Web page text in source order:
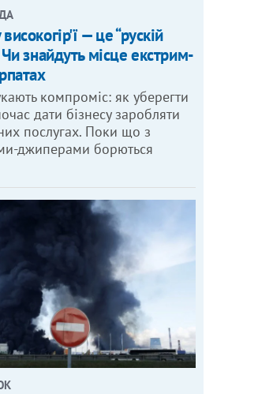
— це “рускій
знайдуть місце екстрим-
компроміс: як уберегти
дати бізнесу заробляти
послугах. Поки що з
джиперами борються